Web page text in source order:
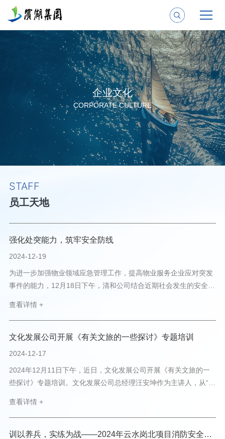
企业文化
CORPORATE CULTURE
STAFF
员工天地
强化处突能力，筑牢安全防线
2024-12-19
为进一步加强物业领域应急管理工作，提高物业服务企业应对突发
事件的能力，12月18日下午，清和公司结合近期社会发生的安全热
活动。此次突发事件应急演练分为课堂学习和情景模拟两部分，共
计11人参与。本次课堂内容主要是为员工介绍项目常见...
查看详情 +
文化发展公司开展《有关文旅的一些探讨》专题培训
2024-12-17
2024年12月11日下午，近日，文化发展公司开展《有关文旅的一
些探讨》专题培训。文化发展公司总经理汪安坤作为主讲人，从“什
文旅项目的共性价...
查看详情 +
训以养兵，实练为战——2024年云水岗北项目消防安全月活动